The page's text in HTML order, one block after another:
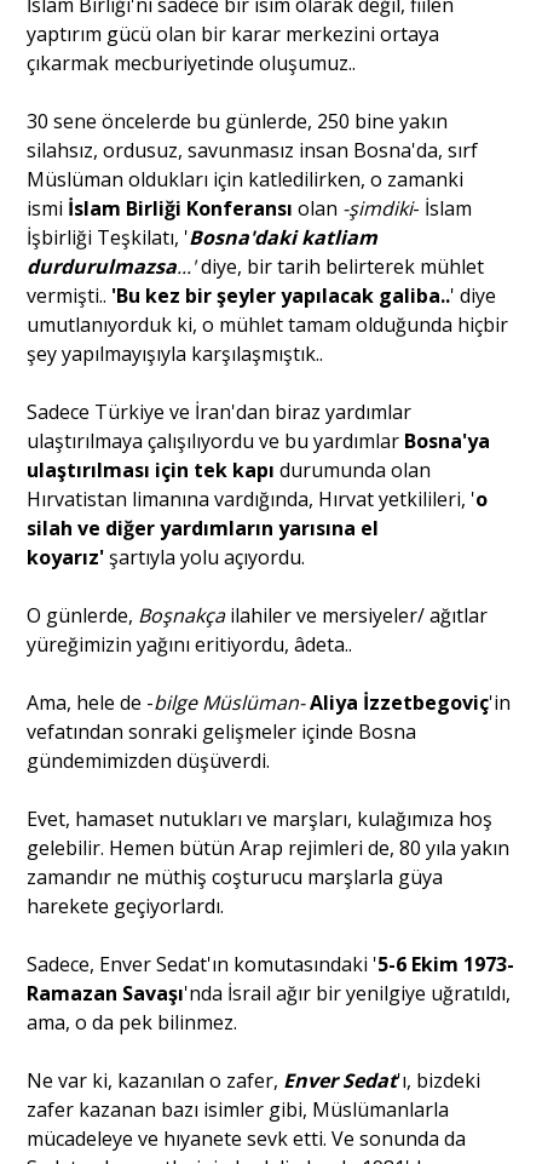
yaptırım gücü olan bir karar merkezini ortaya
çıkarmak mecburiyetinde oluşumuz..
30 sene öncelerde bu günlerde, 250 bine yakın
silahsız, ordusuz, savunmasız insan Bosna'da, sırf
Müslüman oldukları için katledilirken, o zamanki
ismi İslam Birliği Konferansı olan -şimdiki- İslam
İşbirliği Teşkilatı, 'Bosna'daki katliam
durdurulmazsa...'diye, bir tarih belirterek mühlet
vermişti.. 'Bu kez bir şeyler yapılacak galiba..' diye
umutlanıyorduk ki, o mühlet tamam olduğunda hiçbir
şey yapılmayışıyla karşılaşmıştık..
Sadece Türkiye ve İran'dan biraz yardımlar
ulaştırılmaya çalışılıyordu ve bu yardımlar Bosna'ya
ulaştırılması için tek kapı durumunda olan
Hırvatistan limanına vardığında, Hırvat yetkilileri, 'o
silah ve diğer yardımların yarısına el
koyarız'şartıyla yolu açıyordu.
O günlerde, Boşnakçailahiler ve mersiyeler/ ağıtlar
yüreğimizin yağını eritiyordu, âdeta..
Ama, hele de -bilge Müslüman-Aliya İzzetbegoviç'in
vefatından sonraki gelişmeler içinde Bosna
gündemimizden düşüverdi.
Evet, hamaset nutukları ve marşları, kulağımıza hoş
gelebilir. Hemen bütün Arap rejimleri de, 80 yıla yakın
zamandır ne müthiş coşturucu marşlarla güya
harekete geçiyorlardı.
Sadece, Enver Sedat'ın komutasındaki '5-6 Ekim 1973-
Ramazan Savaşı'nda İsrail ağır bir yenilgiye uğratıldı,
ama, o da pek bilinmez.
Ne var ki, kazanılan o zafer, Enver Sedat'ı, bizdeki
zafer kazanan bazı isimler gibi, Müslümanlarla
mücadeleye ve hıyanete sevk etti. Ve sonunda da